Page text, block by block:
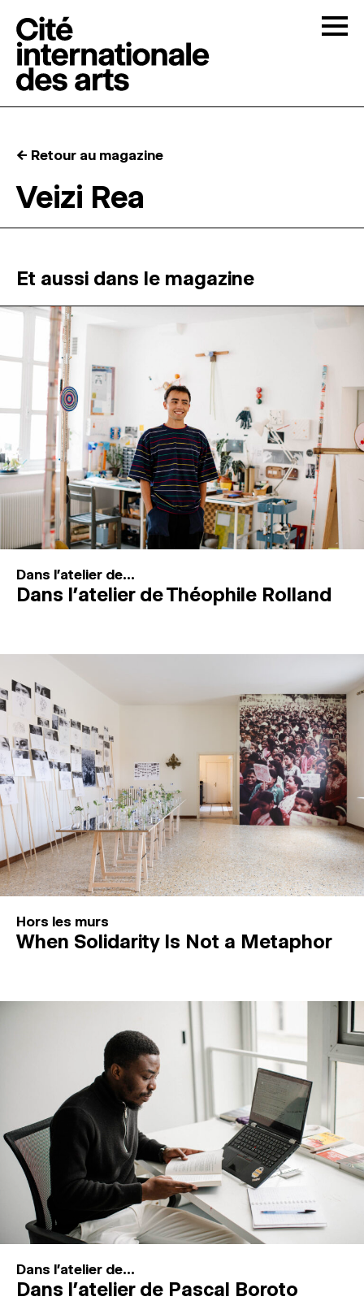
RÉSIDENCES ↓
ATELIERS OUVERTS
PROGRAMMATION
MAGAZINE
ESPACES DE PRATIQUE ARTISTIQUE ↓
Recherche
Connexion
← Retour au magazine
Veizi Rea
Et aussi dans le magazine
Dans l'atelier de...
Dans l’atelier de Théophile Rolland
Hors les murs
When Solidarity Is Not a Metaphor
Dans l'atelier de...
Dans l’atelier de Pascal Boroto